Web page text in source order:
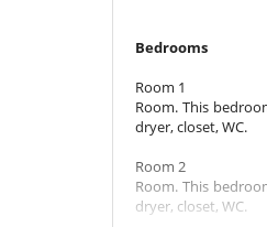
Bedrooms
Room 1
Room. This
dryer, closet, WC.
Room 2
Room. This
dryer, closet, WC.